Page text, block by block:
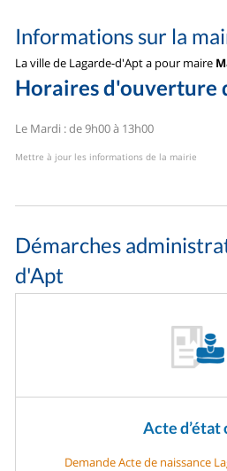
Informations sur la
La ville de Lagarde-d'Apt a pour maire
Horaires d'ouverture
Le Mardi : de 9h00 à 13h00
Mettre à jour les informations de la mairie
Démarches
d'Apt
Acte d’état
Demande Acte de naissance